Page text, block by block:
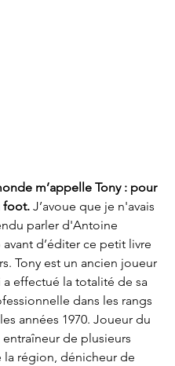
m’appelle Tony : pour
foot. J’avoue que je n'avais
parler d'Antoine
d’éditer ce petit livre
Tony est un ancien joueur
effectué la totalité de sa
dans les rangs
années 1970. Joueur du
entraîneur de plusieurs
la région, dénicheur de